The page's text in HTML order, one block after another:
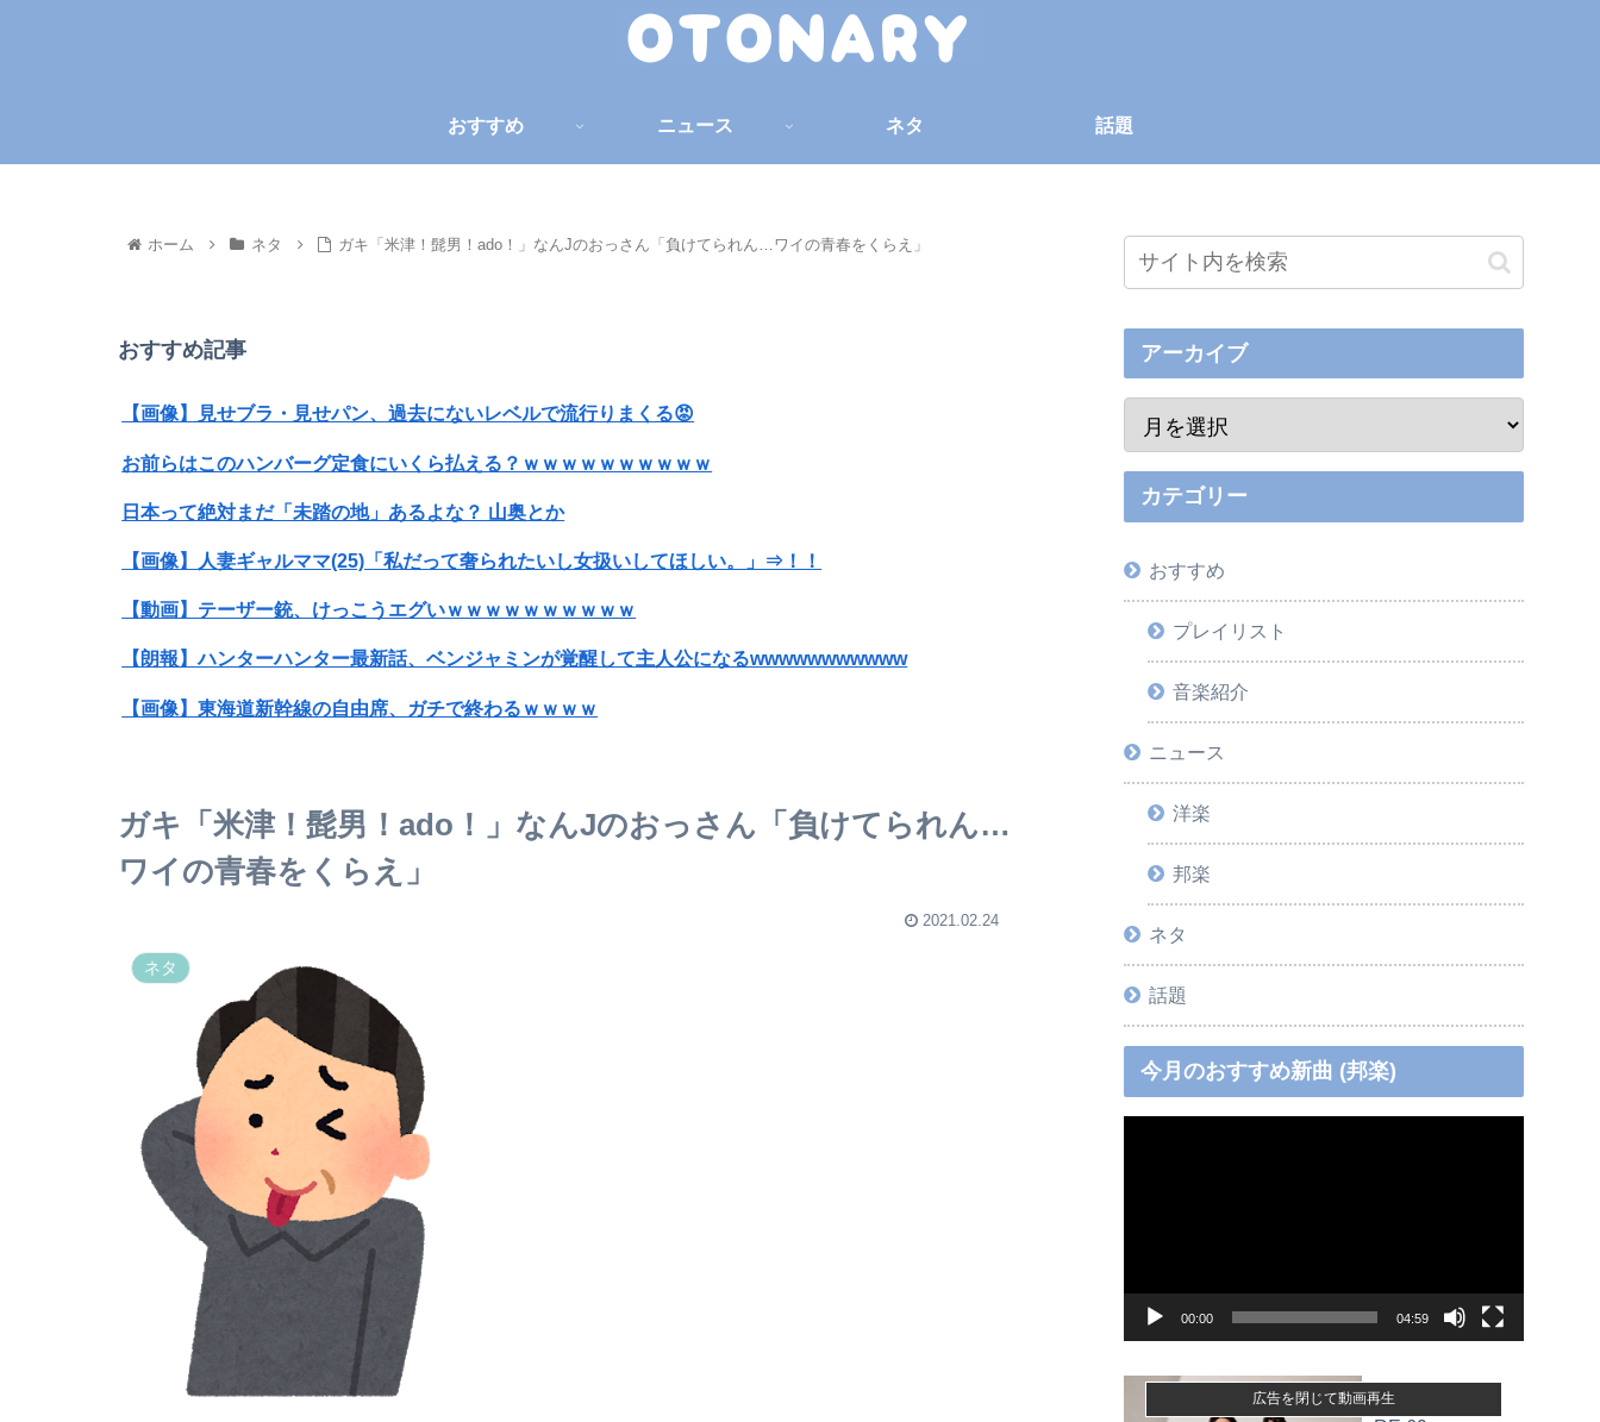
おすすめ ニュース ネタ 話題
ホーム ネタ ガキ「米津！髭男！ado！」なんJのおっさん「負けてられん…ワイの青春をくらえ」
おすすめ記事
【画像】見せブラ・見せパン、過去にないレベルで流行りまくる😡
お前らはこのハンバーグ定食にいくら払える？ｗｗｗｗｗｗｗｗｗｗ
日本って絶対まだ「未踏の地」あるよな？ 山奥とか
【画像】人妻ギャルママ(25)「私だって奢られたいし女扱いしてほしい。」⇒！！
【動画】テーザー銃、けっこうエグいｗｗｗｗｗｗｗｗｗｗ
【朗報】ハンターハンター最新話、ベンジャミンが覚醒して主人公になるwwwwwwwwwww
【画像】東海道新幹線の自由席、ガチで終わるｗｗｗｗ
【速報】USスチール、1800億円の黒字wwwwwwwwwwwwwwwwwwwwwwww
【ホロライブ】ラプラス・ダークネスの新衣装が最高！ルイとお揃いの神デザイン
【画像】佐々木希そっくりの女子高生ｗｗｗｗｗ
【悲報】ショートスリーパー堀大輔、1日筋トレ3回風呂に6回も入っていた
【悲報】ショートスリーパー堀大輔、1日筋トレ3回風呂に6回も入っていた
昭和生まれの嫁が作る弁当が『戦後』すぎて萎える【画像あり】
【悲報】20歳男性「年金？払わんでええやろw」→事故で手足切断、障害年金一生貰えないと知り泣く
【画像】女性、『大人のおもちゃ』を入れたままMRI検査を受けた結果 →
ガキ「米津！髭男！ado！」なんJのおっさん「負けてられん…
ワイの青春をくらえ」
2021.02.24
ネタ
アーカイブ
カテゴリー
おすすめ
プレイリスト
音楽紹介
ニュース
洋楽
邦楽
ネタ
話題
今月のおすすめ新曲 (邦楽)
ー
00:00 04:59
ぼくらの歌
広告を閉じて動画再生